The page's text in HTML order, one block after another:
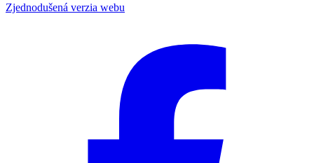
Zjednodušená verzia webu